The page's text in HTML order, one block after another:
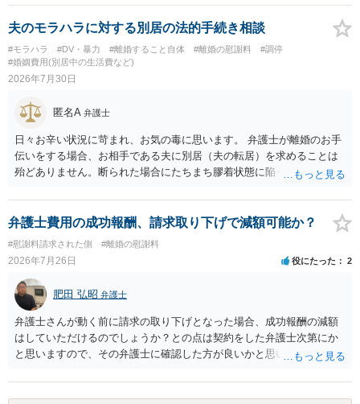
個別の事情によりますので、お早めに弁護士に相談されることをおす
すめします。
夫のモラハラに対する別居の法的手続き相談
#モラハラ #DV・暴力 #離婚すること自体 #離婚の慰謝料
#調停
#婚姻費用(別居中の生活費など)
2026年7月30日
匿名A 弁護士
日々お辛い状況に苛まれ、お気の毒に思います。 弁護士が離婚のお手
伝いをする場合、お相手である夫に別居（夫の転居）を求めることは
殆どありません。断られた場合にたちまち膠着状態に陥ってしまうの
高いためです。 実務的には、ご相談者さまが転居する形で離婚協議等
を進める選択を採らざるを得ないことが圧倒的多数です。
弁護士費用の成功報酬、請求取り下げで減額可能か？
#慰謝料請求された側 #離婚の慰謝料
2026年7月26日 役にたった 2
肥田 弘昭 弁護士
弁護士さんが動く前に請求の取り下げとなった場合、成功報酬の減額
はしていただけるのでしょうか？との点は契約をした弁護士次第にか
と思いますので、その弁護士に確認した方が良いかと思います。ご参